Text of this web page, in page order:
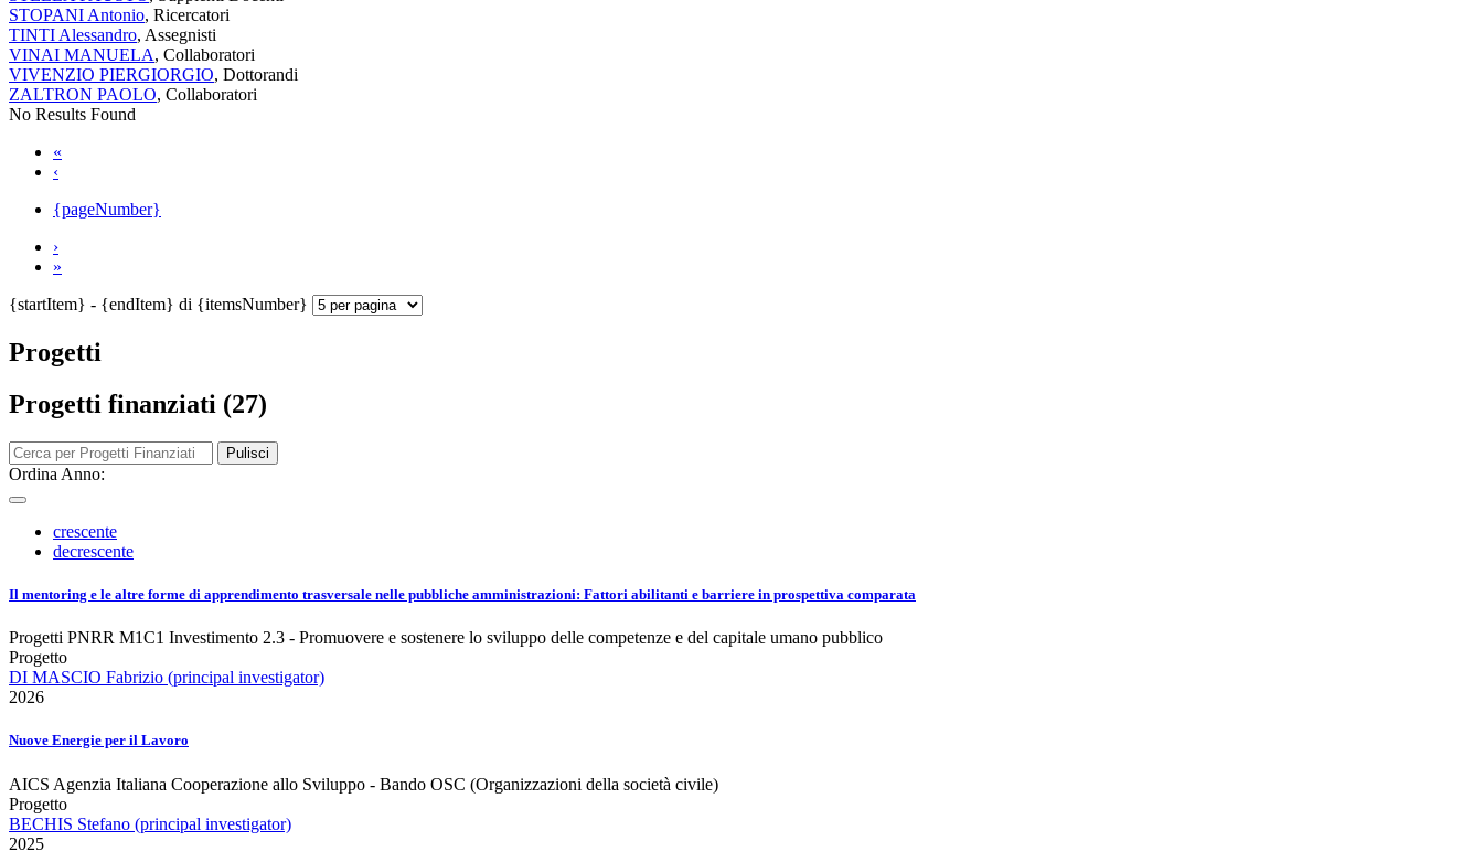
STOPANI Antonio, Ricercatori
TINTI Alessandro, Assegnisti
VINAI MANUELA, Collaboratori
VIVENZIO PIERGIORGIO, Dottorandi
ZALTRON PAOLO, Collaboratori
No Results Found
«
‹
{pageNumber}
›
»
{startItem} - {endItem} di {itemsNumber}
Progetti
Progetti finanziati (27)
Pulisci
Ordina Anno:
crescente
decrescente
Il mentoring e le altre forme di apprendimento trasversale nelle pubbliche amministrazioni: Fattori abilitanti e barriere in prospettiva comparata
Progetti PNRR M1C1 Investimento 2.3 - Promuovere e sostenere lo sviluppo delle competenze e del capitale umano pubblico
Progetto
DI MASCIO Fabrizio (principal investigator)
2026
Nuove Energie per il Lavoro
AICS Agenzia Italiana Cooperazione allo Sviluppo - Bando OSC (Organizzazioni della società civile)
Progetto
BECHIS Stefano (principal investigator)
2025